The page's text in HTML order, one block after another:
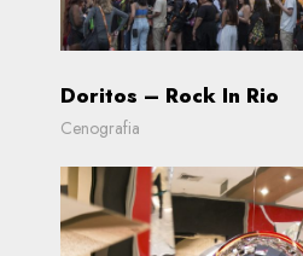
Doritos – Rock In Rio
Cenografia